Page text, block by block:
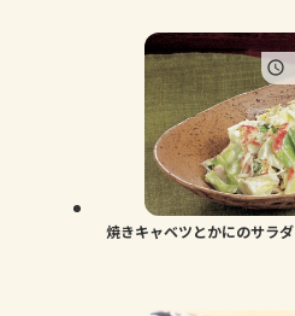
焼きキャベツとかにのサラダ